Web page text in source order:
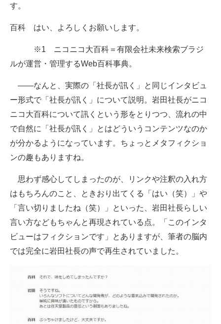
す。
百科 はい、よろしくお願いします。
※1 ニコニコ大百科＝有限会社未来検索ブラジ
ルが運営・管理するWeb百科事典。
――なんと、実際の「社長が訊く」と同じインタビュ
ー形式で「社長が訊く」について説明。岩田社長がニコ
ニコ大百科について訊くという形をとりつつ、流れの中
で自然に「社長が訊く」とはどういうコンテンツなのか
が分かるようになっています。ちょっとメタフィクショ
ンの趣もありますね。
思わず感心してしまったのが、リンクや注釈の入れ方
はもちろんのこと、ときおり出てくる「はい（笑）」や
「言い切りましたね（笑）」といった、岩田社長らしい
言い方などもちゃんと再現されている点。「このインタ
ビューはフィクションです」とありますが、筆者の脳内
では完全に岩田社長の声で再生されていました。